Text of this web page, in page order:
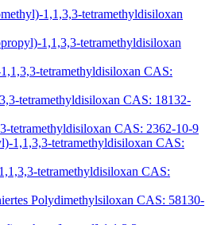
1,1,3,3-tetramethyldisiloxan
1,1,3,3-tetramethyldisiloxan
tetramethyldisiloxan CAS:
tetramethyldisiloxan CAS: 18132-
tetramethyldisiloxan CAS: 2362-10-9
1,1,3,3-tetramethyldisiloxan CAS:
tetramethyldisiloxan CAS:
Polydimethylsiloxan CAS: 58130-